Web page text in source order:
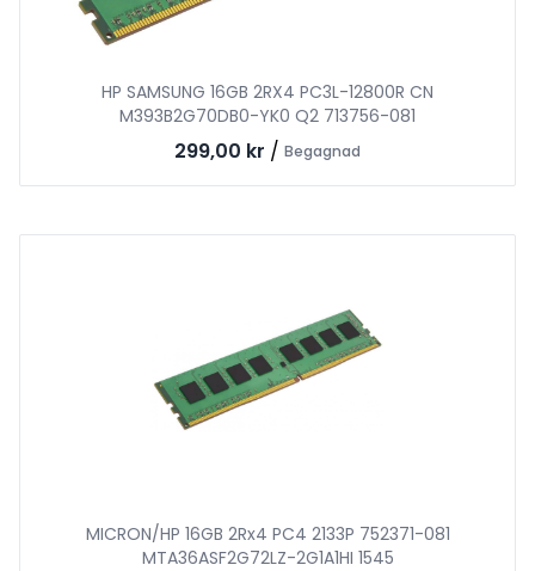
HP SAMSUNG 16GB 2RX4 PC3L-12800R CN
M393B2G70DB0-YK0 Q2 713756-081
299,00 kr / Begagnad
MICRON/HP 16GB 2Rx4 PC4 2133P 752371-081
MTA36ASF2G72LZ-2G1A1HI 1545